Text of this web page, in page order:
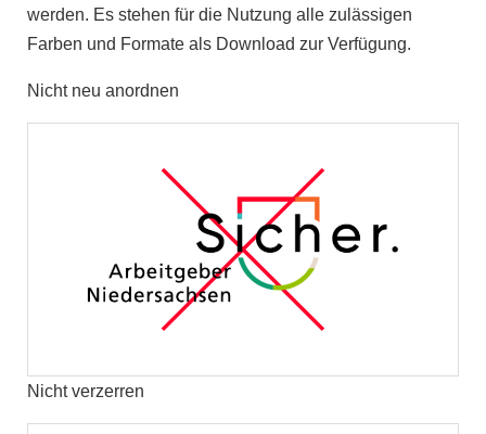
werden. Es stehen für die Nutzung alle zulässigen
Farben und Formate als Download zur Verfügung.
Nicht neu anordnen
Nicht verzerren